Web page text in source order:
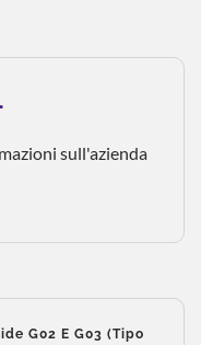
sull'azienda
G02 E G03 (tipo